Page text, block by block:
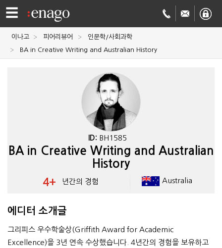
☰
영문
회사
이나고 피어리뷰어
인문학/사회과학
BA in Creative Writing and Australian History
ID: BH1585
BA in Creative Writing and Australian
History
4+ 년간의 경험 Australia
에디터 소개글
그리피스 우수학술상(Griffith Award for Academic
Excellence)을 3년 연속 수상했습니다. 4년간의 경험을 보유하고